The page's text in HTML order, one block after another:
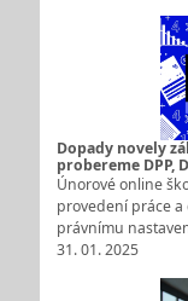
Dopady novely
probereme DPP,
Únorové online
provedení práce
právnímu
31. 01. 2025